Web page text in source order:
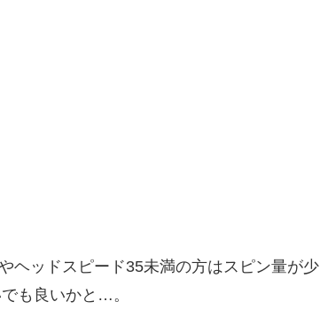
ヘッドスピード35未満の方はスピン量が少
も良いかと…。